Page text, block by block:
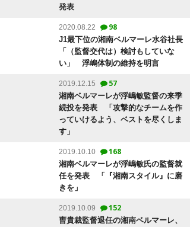
発表
2020.08.22 98
J1最下位の湘南ベルマーレ水谷社長
「（監督交代は）検討もしていな
い」 浮嶋体制の維持を明言
2019.12.15 57
湘南ベルマーレが浮嶋敏監督の来季
続投を発表 「攻撃的なチームを作
っていけるよう、ベストを尽くしま
す」
2019.10.10 168
湘南ベルマーレが浮嶋敏氏の監督就
任を発表 「『湘南スタイル』に磨
きを」
2019.10.09 152
曺貴裁監督退任の湘南ベルマーレ、